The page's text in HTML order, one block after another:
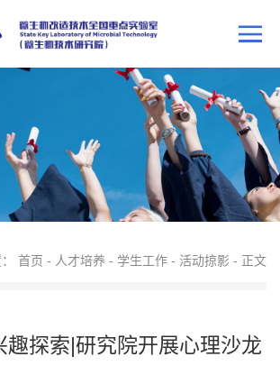
首页 - 人才培养 - 学生工作 - 活动掠影 - 正文
趣探索|研究院开展心理沙龙